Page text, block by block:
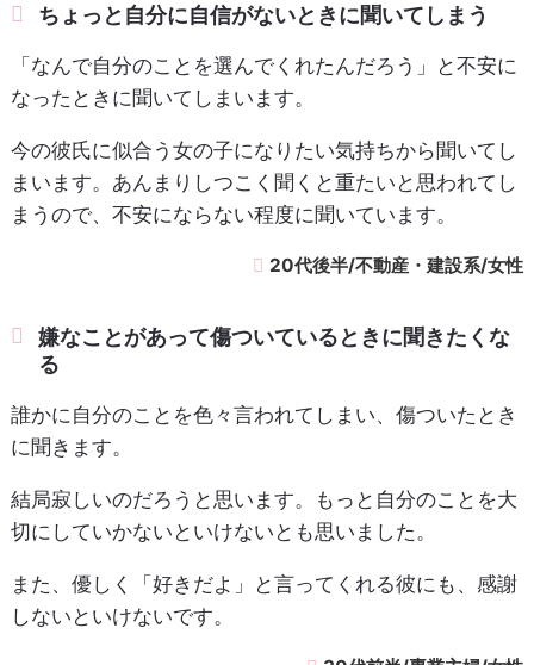
ちょっと自分に自信がないときに聞いてしまう
「なんで自分のことを選んでくれたんだろう」と不安に
なったときに聞いてしまいます。
今の彼氏に似合う女の子になりたい気持ちから聞いてし
まいます。あんまりしつこく聞くと重たいと思われてし
まうので、不安にならない程度に聞いています。
20代後半/不動産・建設系/女性
嫌なことがあって傷ついているときに聞きたくな
る
誰かに自分のことを色々言われてしまい、傷ついたとき
に聞きます。
結局寂しいのだろうと思います。もっと自分のことを大
切にしていかないといけないとも思いました。
また、優しく「好きだよ」と言ってくれる彼にも、感謝
しないといけないです。